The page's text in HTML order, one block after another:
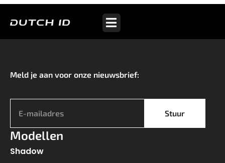
Wave S40
Meld je aan voor onze nieuwsbrief:
Stuur
Modellen
Shadow